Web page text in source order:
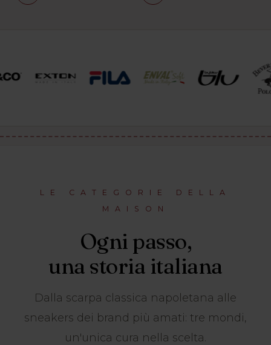
LE CATEGORIE DELLA
MAISON
Ogni passo,
una storia italiana
Dalla scarpa classica napoletana alle
sneakers dei brand più amati: tre mondi,
un'unica cura nella scelta.